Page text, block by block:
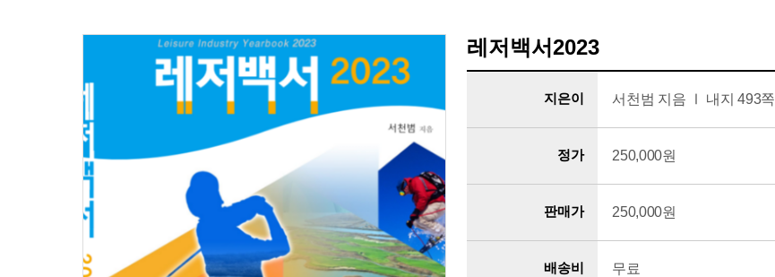
레저백서2023
지은이 서천범 지음 Ⅰ 내지 493쪽
정가 250,000원
판매가 250,000원
배송비 무료